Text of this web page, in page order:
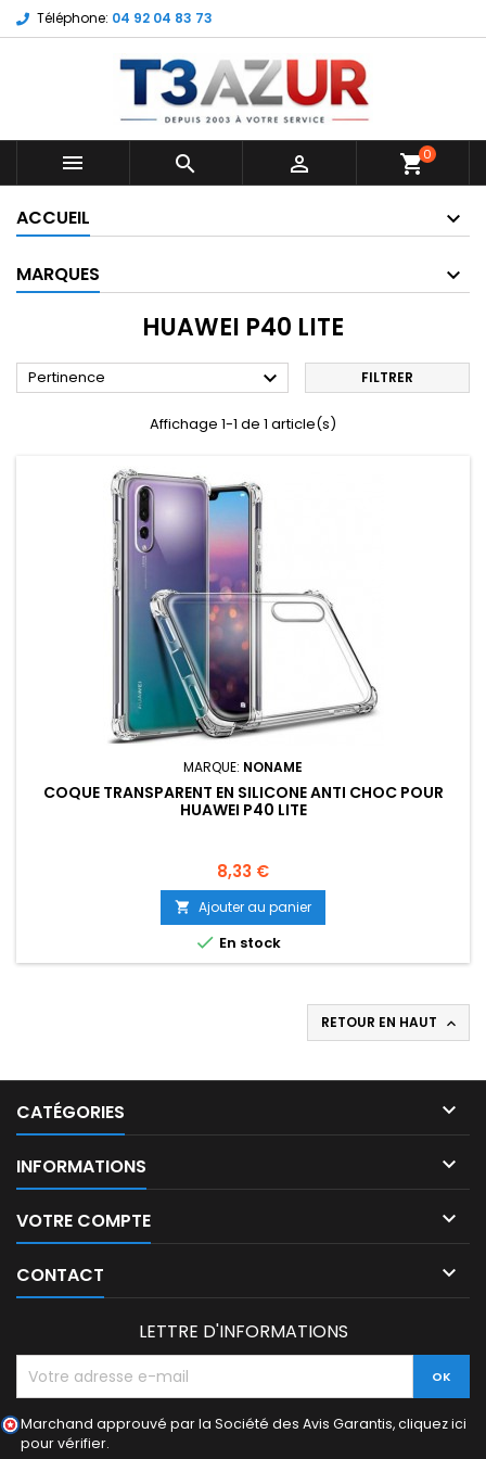
Téléphone: 04 92 04 83 73
   shopping_cart0
ACCUEIL
MARQUES
HUAWEI P40 LITE
Pertinence  FILTRER
Affichage 1-1 de 1 article(s)
MARQUE: NONAME
COQUE TRANSPARENT EN SILICONE ANTI CHOC POUR
HUAWEI P40 LITE
Prix
8,33 €
 Ajouter au panier
 En stock
RETOUR EN HAUT 
CATÉGORIES 
INFORMATIONS 
VOTRE COMPTE 
CONTACT 
LETTRE D'INFORMATIONS
Marchand approuvé par la Société des Avis Garantis,cliquez ici
pour vérifier.